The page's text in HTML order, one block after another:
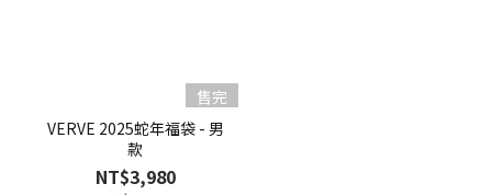
售完
VERVE 2025蛇年福袋 - 男
款
NT$3,980